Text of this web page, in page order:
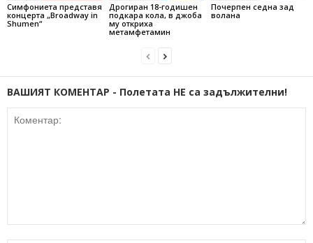
Симфониета представя
концерта „Broadway in
Shumen“
Дрогиран 18-годишен
подкара кола, в джоба
му откриха
метамфетамин
Почерпен седна зад
волана
ВАШИЯТ КОМЕНТАР - Полетата НЕ са задължителни!